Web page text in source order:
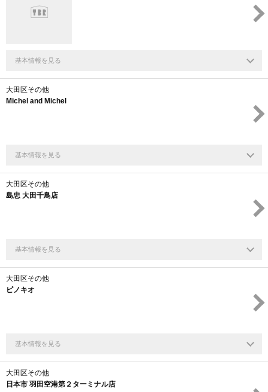
基本情報を見る
大田区その他
Michel and Michel
基本情報を見る
大田区その他
島忠 大田千鳥店
基本情報を見る
大田区その他
ピノキオ
基本情報を見る
大田区その他
日本市 羽田空港第２ターミナル店